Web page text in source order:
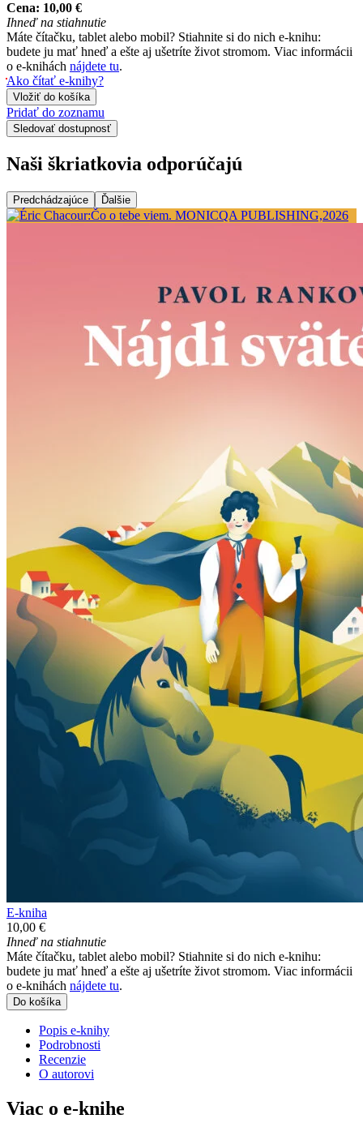
Cena: 10,00 €
Ihneď na stiahnutie
Máte čítačku, tablet alebo mobil? Stiahnite si do nich e-knihu:
budete ju mať hneď a ešte aj ušetríte život stromom. Viac informácii
o e-knihách nájdete tu.
Ako čítať e-knihy?
Vložiť do košíka
Pridať do zoznamu
Sledovať dostupnosť
Naši škriatkovia odporúčajú
Predchádzajúce Ďalšie
E-kniha
10,00 €
Ihneď na stiahnutie
Máte čítačku, tablet alebo mobil? Stiahnite si do nich e-knihu:
budete ju mať hneď a ešte aj ušetríte život stromom. Viac informácii
o e-knihách nájdete tu.
Do košíka
Popis e-knihy
Podrobnosti
Recenzie
O autorovi
Viac o e-knihe